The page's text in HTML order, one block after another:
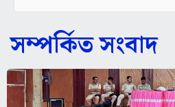
সম্পর্কিত সংবাদ